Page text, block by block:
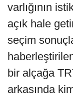
varlığının
açık hale
seçim
bir alçağa
arkasında